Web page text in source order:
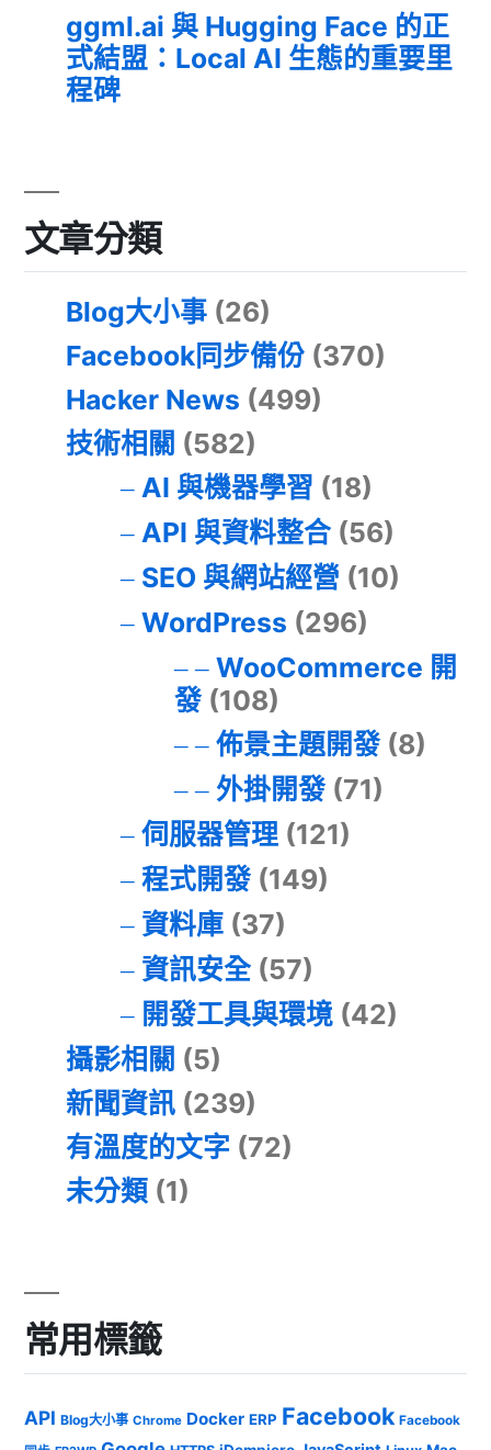
ggml.ai 與 Hugging Face 的正
式結盟：Local AI 生態的重要里
程碑
文章分類
Blog大小事 (26)
Facebook同步備份 (370)
Hacker News (499)
技術相關 (582)
AI 與機器學習 (18)
API 與資料整合(56)
SEO 與網站經營 (10)
WordPress (296)
WooCommerce 開
發(108)
佈景主題開發(8)
外掛開發(71)
伺服器管理(121)
程式開發(149)
資料庫(37)
資訊安全(57)
開發工具與環境(42)
攝影相關 (5)
新聞資訊 (239)
有溫度的文字 (72)
未分類 (1)
常用標籤
API Blog大小事 Chrome Docker ERP Facebook Facebook